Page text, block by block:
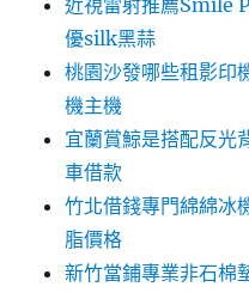
近視雷射推薦Smile
優silk黑蒜
桃園沙發哪些租影印
機主機
宜蘭賞鯨是搭配反光
車借款
竹北借錢專門綿綿冰
脂價格
新竹當鋪專業非石棉